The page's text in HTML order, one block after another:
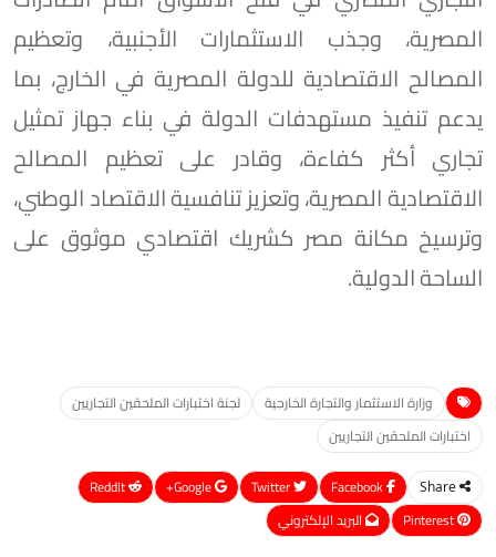
المصرية، وجذب الاستثمارات الأجنبية، وتعظيم
المصالح الاقتصادية للدولة المصرية في الخارج، بما
يدعم تنفيذ مستهدفات الدولة في بناء جهاز تمثيل
تجاري أكثر كفاءة، وقادر على تعظيم المصالح
الاقتصادية المصرية، وتعزيز تنافسية الاقتصاد الوطني،
وترسيخ مكانة مصر كشريك اقتصادي موثوق على
الساحة الدولية.
وزارة الاستثمار والتجارة الخارجية
لجنة اختبارات الملحقين التجاريين
اختبارات الملحقين التجاريين
Share
Google+
ReddIt
Pinterest
البريد الإلكتروني